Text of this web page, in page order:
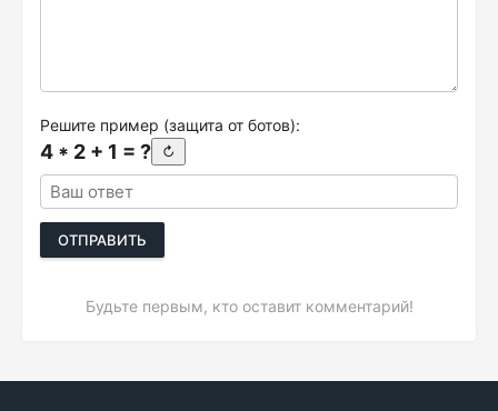
Решите пример (защита от ботов):
4 * 2 + 1 = ? ↻
ОТПРАВИТЬ
Будьте первым, кто оставит комментарий!